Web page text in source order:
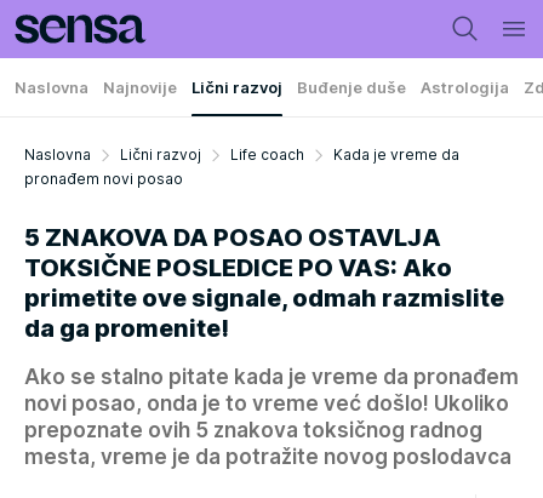
Naslovna Najnovije Lični razvoj Buđenje duše Astrologija
Naslovna Lični razvoj Life coach
Kada je vreme da
pronađem novi posao
5 ZNAKOVA DA POSAO OSTAVLJA
TOKSIČNE POSLEDICE PO VAS: Ako
primetite ove signale, odmah razmislite
da ga promenite!
Ako se stalno pitate kada je vreme da pronađem
novi posao, onda je to vreme već došlo! Ukoliko
prepoznate ovih 5 znakova toksičnog radnog
mesta, vreme je da potražite novog poslodavca